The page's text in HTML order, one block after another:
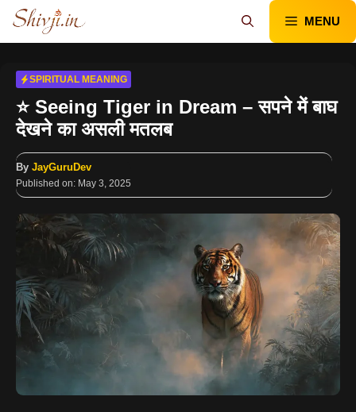
Skip
content
MENU
SPIRITUAL MEANING
⭐ Seeing Tiger in Dream – सपने में बाघ
देखने का असली मतलब
By JayGuruDev
Published on: May 3, 2025